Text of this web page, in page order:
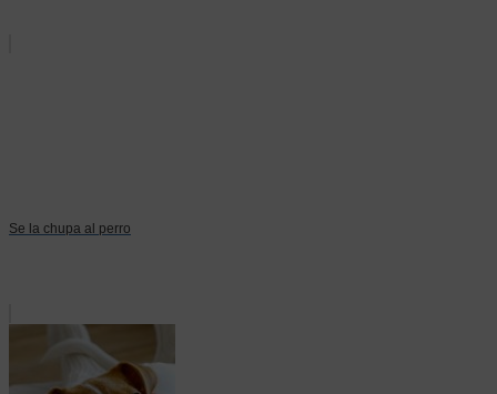
Se la chupa al perro